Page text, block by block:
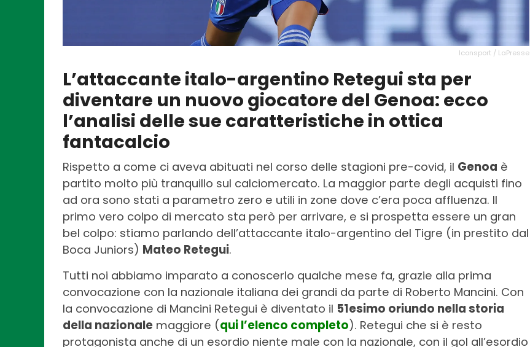
Iconsport / LaPresse
L’attaccante italo-argentino Retegui sta per
diventare un nuovo giocatore del Genoa: ecco
l’analisi delle sue caratteristiche in ottica
fantacalcio
Rispetto a come ci aveva abituati nel corso delle stagioni pre-covid, il Genoa è
partito molto più tranquillo sul calciomercato. La maggior parte degli acquisti fino
ad ora sono stati a parametro zero e utili in zone dove c’era poca affluenza. Il
primo vero colpo di mercato sta però per arrivare, e si prospetta essere un gran
bel colpo: stiamo parlando dell’attaccante italo-argentino del Tigre (in prestito dal
Boca Juniors) Mateo Retegui.
Tutti noi abbiamo imparato a conoscerlo qualche mese fa, grazie alla prima
convocazione con la nazionale italiana dei grandi da parte di Roberto Mancini. Con
la convocazione di Mancini Retegui è diventato il 51esimo oriundo nella storia
della nazionale maggiore (qui l’elenco completo). Retegui che si è resto
protagonista anche di un esordio niente male con la nazionale, con il gol all’esordio